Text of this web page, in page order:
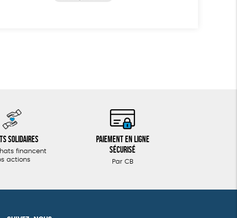
solidaires
financent
actions
Paiement en ligne
sécurisé
Par CB